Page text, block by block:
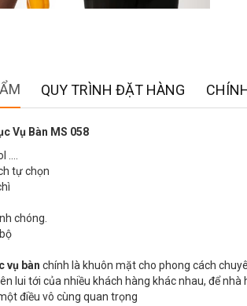
QUY TRÌNH ĐẶT HÀNG
Vụ Bàn MS 058
….
tự chọn
chóng.
vụ bàn chính là khuôn mặt cho phong cách
lui tới của nhiều khách hàng khác nhau, để
điều vô cùng quan trọng